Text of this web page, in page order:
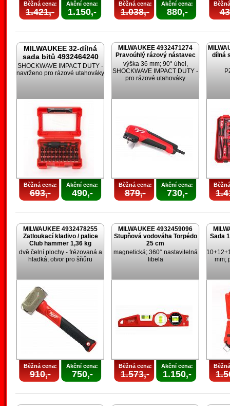
Běžná cena:
1.421,-
Akční cena:
1.150,-
Běžná cena:
1.038,-
Akční cena:
880,-
MILWAUKEE 32-dílná
sada bitů 4932464240
SHOCKWAVE IMPACT DUTY -
navrženo pro rázové utahováky
Běžná cena:
693,-
Akční cena:
490,-
MILWAUKEE 4932471274
Pravoúhlý rázový nástavec
výška 36 mm; 90° úhel,
SHOCKWAVE IMPACT DUTY -
pro rázové utahováky
Běžná cena:
879,-
Akční cena:
730,-
dílná
MILWAUKEE 4932478255
Zatloukací kladivo / palice
Club hammer 1,36 kg
dvě čelní plochy - frézovaná a
hladká; otvor pro šňůru
Běžná cena:
910,-
Akční cena:
750,-
MILWAUKEE 4932459096
Stupňová vodováha Torpédo
25 cm
magnetická; 360° nastavitelná
libela
Běžná cena:
1.573,-
Akční cena:
1.150,-
Sada
mm;